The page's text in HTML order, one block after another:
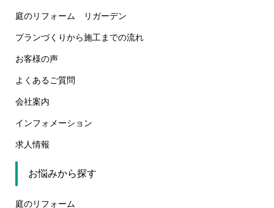
庭のリフォーム リガーデン
プランづくりから施工までの流れ
お客様の声
よくあるご質問
会社案内
インフォメーション
求人情報
お悩みから探す
庭のリフォーム